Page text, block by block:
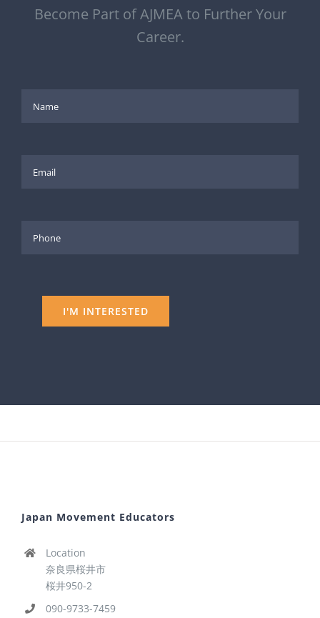
Become Part of AJMEA to Further Your
Career.
Japan Movement Educators
Location
奈良県桜井市
桜井950-2
090-9733-7459